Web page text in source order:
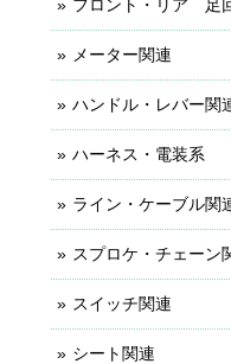
フロント・リア 足
メーター関連
ハンドル・レバー関
ハーネス・電装系
ライン・ケーブル関
スプロケ・チェーン
スイッチ関連
シート関連